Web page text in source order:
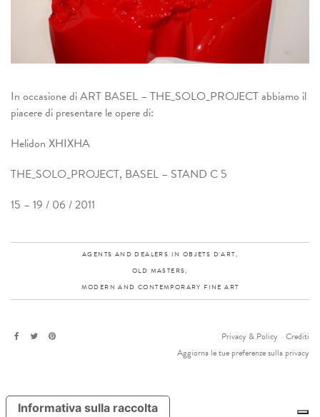
In occasione di ART BASEL – THE_SOLO_PROJECT abbiamo il
piacere di presentare le opere di:
Helidon XHIXHA
THE_SOLO_PROJECT, BASEL – STAND C 5
15 – 19 / 06 / 2011
AGENTS AND DEALERS IN OBJETS D'ART,
OLD MASTERS,
MODERN AND CONTEMPORARY FINE ART
Privacy & Policy - Crediti
Aggiorna le tue preferenze sulla privacy
Informativa sulla raccolta